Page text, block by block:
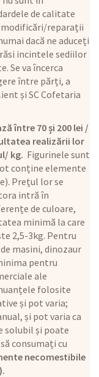
de calitate
modificări/reparații
dacă ne aduceți
incintele sediilor
Se va încerca
între părți, a
și SC Cofetaria
între 70 și 200 lei /
realizării lor
kg. Figurinele sunt
conține elemente
Prețul lor se
intră în
de culoare,
minimă la care
2,5-3kg. Pentru
masini, dinozaur
pentru
ale
folosite
și pot varia;
și pot varia ca
solubil și poate
consumați cu
necomestibile